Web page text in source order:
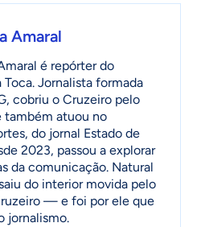
Amaral
é repórter do
Toca. Jornalista formada
cobriu o Cruzeiro pelo
também atuou no
do jornal Estado de
2023, passou a explorar
da comunicação. Natural
do interior movida pelo
— e foi por ele que
jornalismo.